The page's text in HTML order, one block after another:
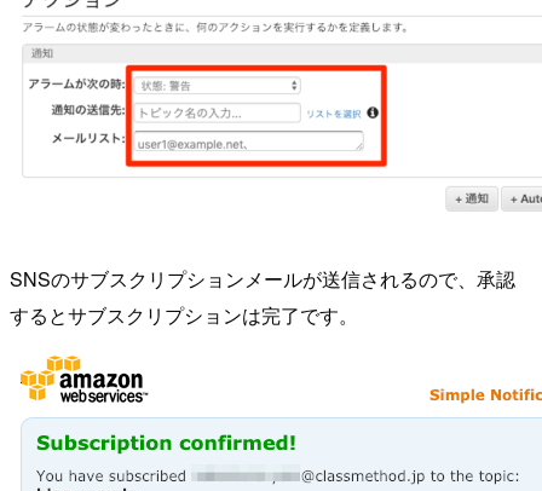
SNSのサブスクリプションメールが送信されるので、承認
するとサブスクリプションは完了です。